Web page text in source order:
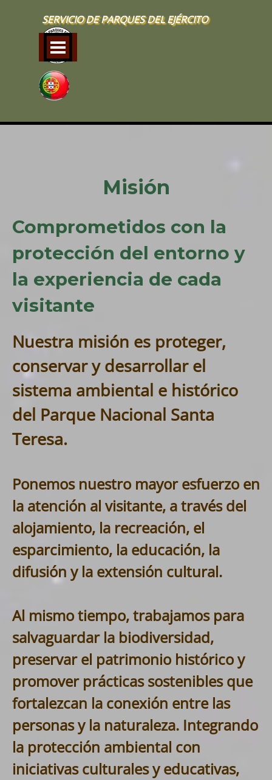
SERVICIO DE PARQUES DEL EJÉRCITO
Saltar menú
Misión
Comprometidos con la
protección del entorno y
la experiencia de cada
visitante
Nuestra misión es proteger,
conservar y desarrollar el
sistema ambiental e histórico
del Parque Nacional Santa
Teresa.
Ponemos nuestro mayor esfuerzo en
la atención al visitante, a través del
alojamiento, la recreación, el
esparcimiento, la educación, la
difusión y la extensión cultural.
Al mismo tiempo, trabajamos para
salvaguardar la biodiversidad,
preservar el patrimonio histórico y
promover prácticas sostenibles que
fortalezcan la conexión entre las
personas y la naturaleza. Integrando
la protección ambiental con
iniciativas culturales y educativas,